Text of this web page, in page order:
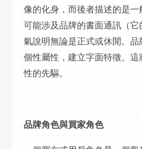
像的化身，而後者描述的是
可能涉及品牌的書面通訊（
氣說明無論是正式或休閒。
個性屬性，建立字面特徵。
性的先驅。
品牌角色與買家角色